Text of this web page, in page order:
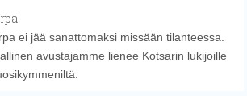
ei jää sanattomaksi missään tilanteessa.
avustajamme lienee Kotsarin lukijoille